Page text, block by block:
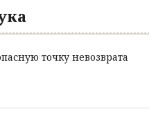
точку невозврата